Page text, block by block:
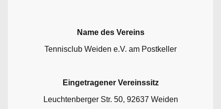
Name des Vereins
Tennisclub Weiden e.V. am Postkeller
Eingetragener Vereinssitz
Leuchtenberger Str. 50, 92637 Weiden